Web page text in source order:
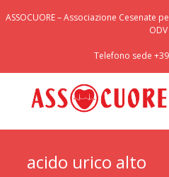
ASSOCUORE – Associazione Cesenate
ODV
Telefono sede
acido urico alto